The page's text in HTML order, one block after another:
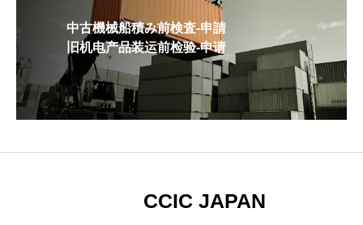
中古機械船積み前検査-申請
旧机电产品装运前检验-申请
CCIC JAPAN